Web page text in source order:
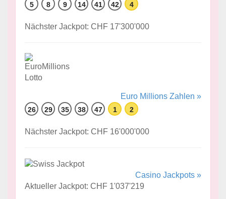
5 8 9 14 41 42 4
Nächster Jackpot: CHF 17'300'000
Euro Millions Zahlen »
26 29 35 38 47 1 2
Nächster Jackpot: CHF 16'000'000
Casino Jackpots »
Aktueller Jackpot: CHF 1'037'219